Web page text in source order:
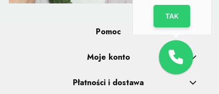
Pomoc
Moje konto
Płatności i dostawa
TAK